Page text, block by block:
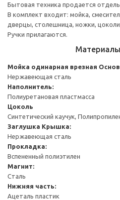
Бытовая техника продается
В комплект входит: мойка,
дверцы, столешница, ножки,
Ручки прилагаются.
Мойка одинарная врезная
Нержавеющая сталь
Наполнитель:
Полиуретановая пластмасса
Цоколь
Синтетический каучук,
Заглушка Крышка:
Нержавеющая сталь
Прокладка:
Вспененный полиэтилен
Магнит:
Сталь
Нижняя часть:
Ацеталь пластик